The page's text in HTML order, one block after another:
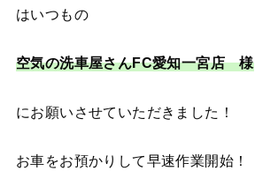
はいつもの
空気の洗車屋さんFC愛知一宮店 様
にお願いさせていただきました！
お車をお預かりして早速作業開始！